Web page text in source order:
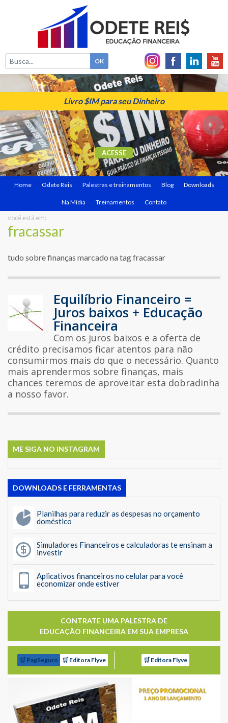
Livro $IM para seu Dinheiro
ACESSE
Home Odete Reis Palestras e treinamentos Blog Downloads
Na Mídia Treinamentos Contato
você está em:
fracassar
tudo sobre finanças marcado na tag fracassar
Equilíbrio Financeiro =
Juros baixos + Educação
Financeira
Com os juros baixos e a oferta de
crédito precisamos ficar atentos para não
consumirmos mais do que o necessário. Quanto
mais aprendermos sobre finanças, mais
chances teremos de aproveitar esta dobradinha
a nosso favor.
ME SIGA NO INSTAGRAM
DOWNLOADS E FERRAMENTAS
Planilhas para reduzir as despesas no orçamento
doméstico
Simuladores Financeiros e calculadoras te ensinam a
investir
Aplicativos financeiros no celular para você
economizar onde estiver
CONTRATE UMA PALESTRA DE
EDUCAÇÃO FINANCEIRA EM SUA EMPRESA
🛒 PagSeguro 🛒 Editora Flyve 🛒 Editora Flyve